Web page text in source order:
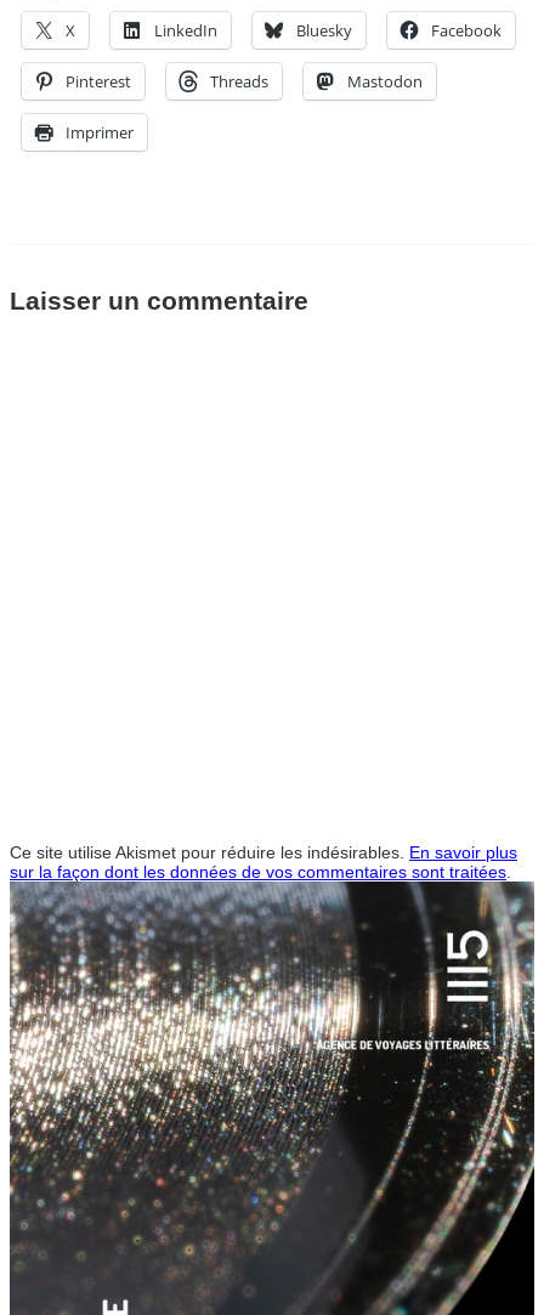
X LinkedIn Bluesky Facebook
Pinterest Threads Mastodon
Imprimer
Laisser un commentaire
Ce site utilise Akismet pour réduire les indésirables. En savoir plus
sur la façon dont les données de vos commentaires sont traitées